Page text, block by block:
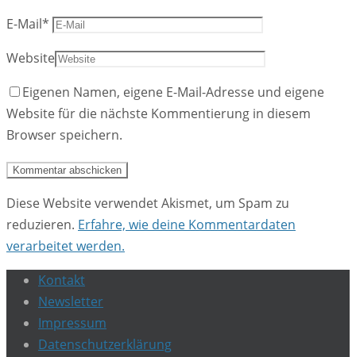
E-Mail*
Website
Eigenen Namen, eigene E-Mail-Adresse und eigene
Website für die nächste Kommentierung in diesem
Browser speichern.
Diese Website verwendet Akismet, um Spam zu
reduzieren. Erfahre, wie deine Kommentardaten
verarbeitet werden.
Kontakt
Newsletter
Impressum
Datenschutzerklärung